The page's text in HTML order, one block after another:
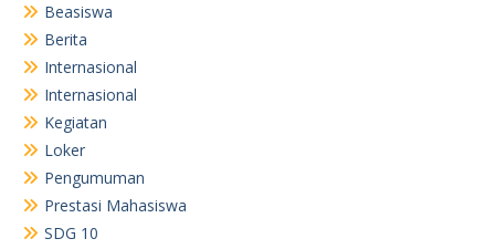
Beasiswa
Berita
Internasional
Internasional
Kegiatan
Loker
Pengumuman
Prestasi Mahasiswa
SDG 10